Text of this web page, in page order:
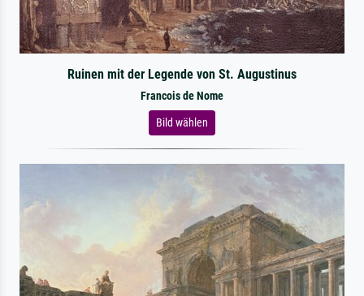
Ruinen mit der Legende von St. Augustinus
Francois de Nome
Bild wählen